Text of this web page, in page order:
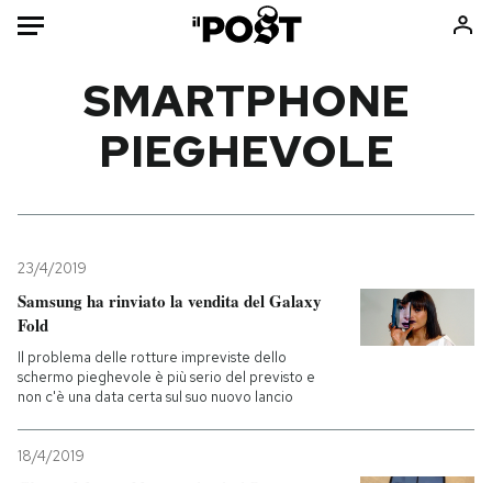
Mondo
Tecnologia
Internet
Cultura
Economia
Libri
Ok Boomer!
Europa
Altrecose
SMARTPHONE
PIEGHEVOLE
23/4/2019
Samsung ha rinviato la vendita del Galaxy
Fold
Il problema delle rotture impreviste dello
schermo pieghevole è più serio del previsto e
non c'è una data certa sul suo nuovo lancio
18/4/2019